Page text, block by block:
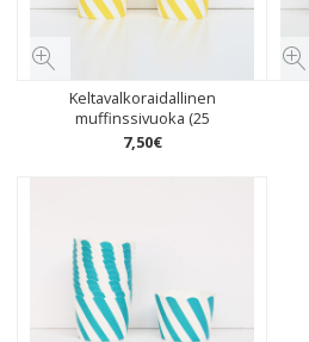
Keltavalkoraidallinen
muffinssivuoka (25
7,50€